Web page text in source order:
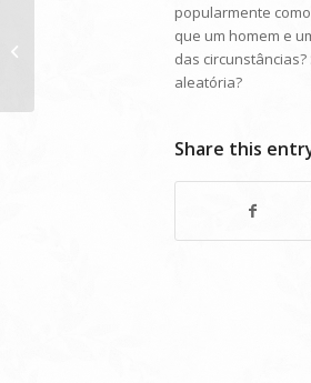
popularmente
que um homem e
das
aleatória?
Share this
Programa do dia 14/02/2015: